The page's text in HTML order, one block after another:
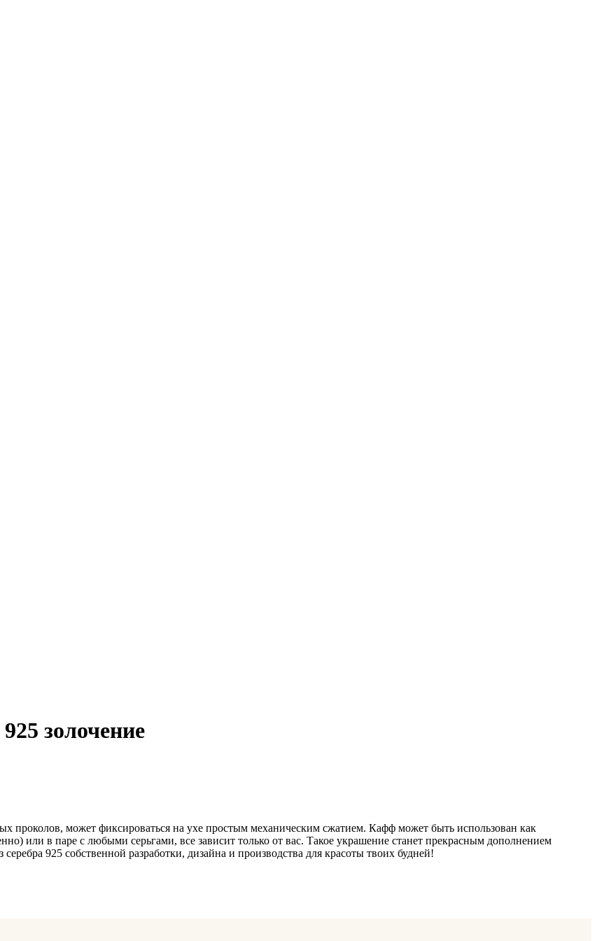
золочение
проколов, может фиксироваться на ухе простым механическим сжатием. Кафф может быть использован как
или в паре с любыми серьгами, все зависит только от вас. Такое украшение станет прекрасным дополнением
925 собственной разработки, дизайна и производства для красоты твоих будней!